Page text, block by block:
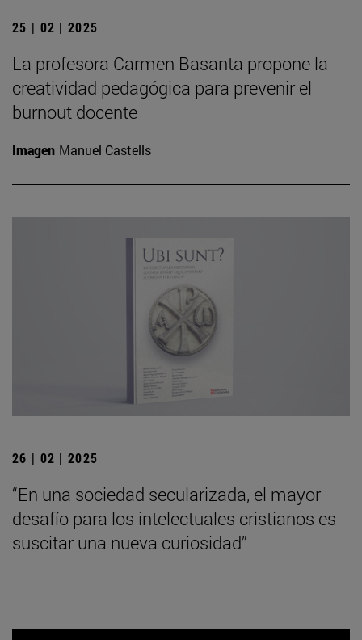
25 | 02 | 2025
La profesora Carmen Basanta propone la
creatividad pedagógica para prevenir el
burnout docente
Imagen Manuel Castells
26 | 02 | 2025
“En una sociedad secularizada, el mayor
desafío para los intelectuales cristianos es
suscitar una nueva curiosidad”